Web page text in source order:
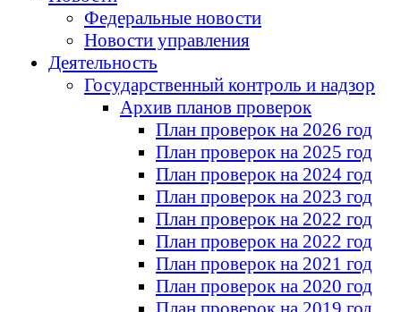
Федеральные новости
Новости управления
Деятельность
Государственный контроль и надзор
Архив планов проверок
План проверок на 2026 год
План проверок на 2025 год
План проверок на 2024 год
План проверок на 2023 год
План проверок на 2022 год
План проверок на 2022 год
План проверок на 2021 год
План проверок на 2020 год